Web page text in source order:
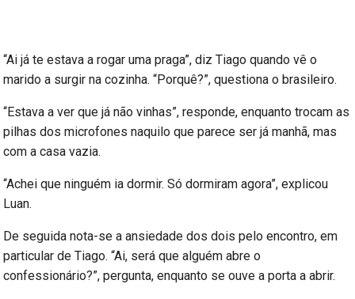
“Ai já te estava a rogar uma praga”, diz Tiago quando vê o
marido a surgir na cozinha. “Porquê?”, questiona o brasileiro.
“Estava a ver que já não vinhas”, responde, enquanto trocam as
pilhas dos microfones naquilo que parece ser já manhã, mas
com a casa vazia.
“Achei que ninguém ia dormir. Só dormiram agora”, explicou
Luan.
De seguida nota-se a ansiedade dos dois pelo encontro, em
particular de Tiago. “Ai, será que alguém abre o
confessionário?”, pergunta, enquanto se ouve a porta a abrir.